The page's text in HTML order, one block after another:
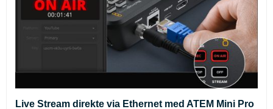
Live Stream direkte via Ethernet med ATEM Mini Pro